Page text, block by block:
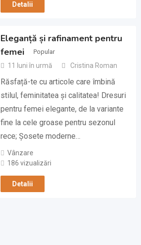
Detalii
Eleganță și rafinament pentru
femei
Popular
11 luni în urmă Cristina Roman
Răsfață-te cu articole care îmbină
stilul, feminitatea și calitatea! Dresuri
pentru femei elegante, de la variante
fine la cele groase pentru sezonul
rece; Șosete moderne…
Vânzare
186 vizualizări
Detalii